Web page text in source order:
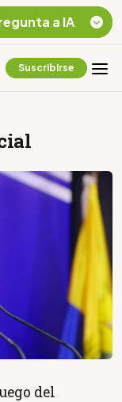
Suscribirse
del
a IA
Listar destinos
Ecuatoriana
¿En que consiste la
minera que rige en